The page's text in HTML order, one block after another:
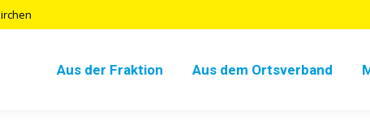
Aus der Fraktion Aus dem Ortsverband